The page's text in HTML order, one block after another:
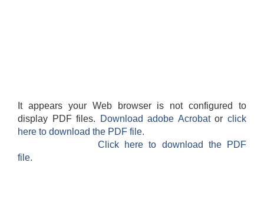
It appears your Web browser is not configured to
display PDF files.
Download adobe Acrobatorclick
here to download the PDF file.
Click here to download the PDF
file.